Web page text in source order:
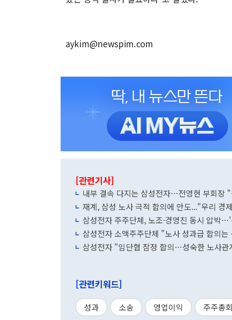
aykim@newspim.com
[관련기사]
내부 결속 다지는 삼성전자…전영현 부회장
재계, 삼성 노사 극적 합의에 안도..."우리 경
삼성전자 주주단체, 노조·경영진 동시 압박
삼성전자 소액주주단체 "노사 성과급 합의는
삼성전자 "임단협 잠정 합의…성숙한 노사관
[관련키워드]
성과 소송 영업이익 주주총회